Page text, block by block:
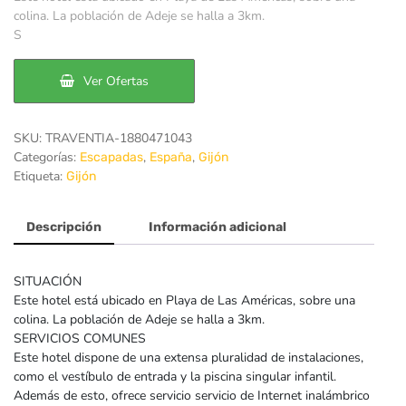
era:
es:
colina. La población de Adeje se halla a 3km.
S
Ver Ofertas
SKU: TRAVENTIA-1880471043
Categorías: Escapadas, España, Gijón
Etiqueta: Gijón
Descripción Información adicional
SITUACIÓN
Este hotel está ubicado en Playa de Las Américas, sobre una
colina. La población de Adeje se halla a 3km.
SERVICIOS COMUNES
Este hotel dispone de una extensa pluralidad de instalaciones,
como el vestíbulo de entrada y la piscina singular infantil.
Además de esto, ofrece servicio servicio de Internet inalámbrico